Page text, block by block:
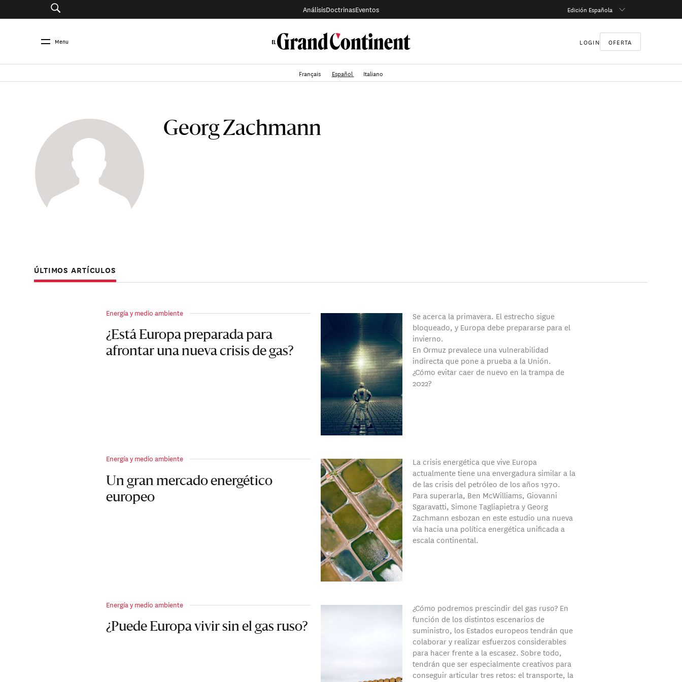
AnálisisDoctrinasEventos Edición Española
Menu LOGIN OFERTA
Français Español Italiano
Georg Zachmann
ÚLTIMOS ARTÍCULOS
Energía y medio ambiente
¿Está Europa preparada para
afrontar una nueva crisis de gas?
Se acerca la primavera. El estrecho sigue
bloqueado, y Europa debe prepararse para el
invierno.
En Ormuz prevalece una vulnerabilidad
indirecta que pone a prueba a la Unión.
¿Cómo evitar caer de nuevo en la trampa de
2022?
Energía y medio ambiente
Un gran mercado energético
europeo
La crisis energética que vive Europa
actualmente tiene una envergadura similar a la
de las crisis del petróleo de los años 1970.
Para superarla, Ben McWilliams, Giovanni
Sgaravatti, Simone Tagliapietra y Georg
Zachmann esbozan en este estudio una nueva
vía hacia una política energética unificada a
escala continental.
Energía y medio ambiente
¿Puede Europa vivir sin el gas ruso?
¿Cómo podremos prescindir del gas ruso? En
función de los distintos escenarios de
suministro, los Estados europeos tendrán que
colaborar y realizar esfuerzos considerables
para hacer frente a la escasez. Sobre todo,
tendrán que ser especialmente creativos para
conseguir articular tres retos: el transporte, la